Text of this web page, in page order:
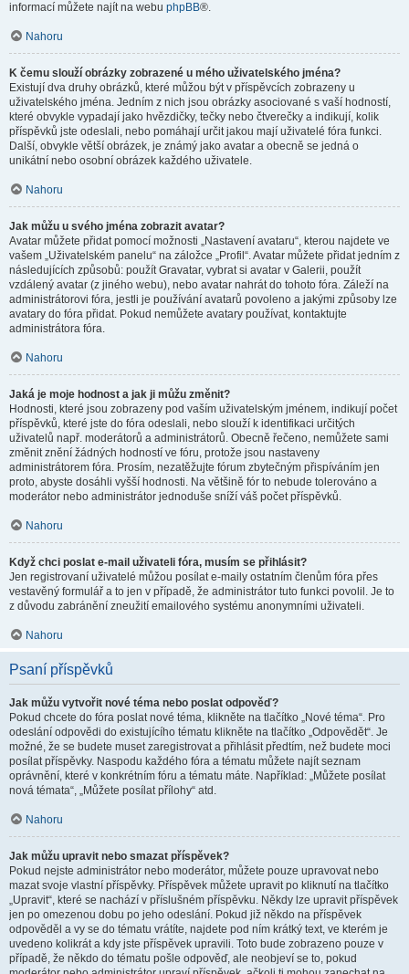
informací můžete najít na webu phpBB®.
Nahoru
K čemu slouží obrázky zobrazené u mého uživatelského jména?
Existují dva druhy obrázků, které můžou být v příspěvcích zobrazeny u
uživatelského jména. Jedním z nich jsou obrázky asociované s vaší hodností,
které obvykle vypadají jako hvězdičky, tečky nebo čtverečky a indikují, kolik
příspěvků jste odeslali, nebo pomáhají určit jakou mají uživatelé fóra funkci.
Další, obvykle větší obrázek, je známý jako avatar a obecně se jedná o
unikátní nebo osobní obrázek každého uživatele.
Nahoru
Jak můžu u svého jména zobrazit avatar?
Avatar můžete přidat pomocí možnosti „Nastavení avataru“, kterou najdete ve
vašem „Uživatelském panelu“ na záložce „Profil“. Avatar můžete přidat jedním z
následujících způsobů: použít Gravatar, vybrat si avatar v Galerii, použít
vzdálený avatar (z jiného webu), nebo avatar nahrát do tohoto fóra. Záleží na
administrátorovi fóra, jestli je používání avatarů povoleno a jakými způsoby lze
avatary do fóra přidat. Pokud nemůžete avatary používat, kontaktujte
administrátora fóra.
Nahoru
Jaká je moje hodnost a jak ji můžu změnit?
Hodnosti, které jsou zobrazeny pod vaším uživatelským jménem, indikují počet
příspěvků, které jste do fóra odeslali, nebo slouží k identifikaci určitých
uživatelů např. moderátorů a administrátorů. Obecně řečeno, nemůžete sami
změnit znění žádných hodností ve fóru, protože jsou nastaveny
administrátorem fóra. Prosím, nezatěžujte fórum zbytečným přispíváním jen
proto, abyste dosáhli vyšší hodnosti. Na většině fór to nebude tolerováno a
moderátor nebo administrátor jednoduše sníží váš počet příspěvků.
Nahoru
Když chci poslat e-mail uživateli fóra, musím se přihlásit?
Jen registrovaní uživatelé můžou posílat e-maily ostatním členům fóra přes
vestavěný formulář a to jen v případě, že administrátor tuto funkci povolil. Je to
z důvodu zabránění zneužití emailového systému anonymními uživateli.
Nahoru
Psaní příspěvků
Jak můžu vytvořit nové téma nebo poslat odpověď?
Pokud chcete do fóra poslat nové téma, klikněte na tlačítko „Nové téma“. Pro
odeslání odpovědi do existujícího tématu klikněte na tlačítko „Odpovědět“. Je
možné, že se budete muset zaregistrovat a přihlásit předtím, než budete moci
posílat příspěvky. Naspodu každého fóra a tématu můžete najít seznam
oprávnění, které v konkrétním fóru a tématu máte. Například: „Můžete posílat
nová témata“, „Můžete posílat přílohy“ atd.
Nahoru
Jak můžu upravit nebo smazat příspěvek?
Pokud nejste administrátor nebo moderátor, můžete pouze upravovat nebo
mazat svoje vlastní příspěvky. Příspěvek můžete upravit po kliknutí na tlačítko
„Upravit“, které se nachází v příslušném příspěvku. Někdy lze upravit příspěvek
jen po omezenou dobu po jeho odeslání. Pokud již někdo na příspěvek
odpověděl a vy se do tématu vrátíte, najdete pod ním krátký text, ve kterém je
uvedeno kolikrát a kdy jste příspěvek upravili. Toto bude zobrazeno pouze v
případě, že někdo do tématu pošle odpověď, ale neobjeví se to, pokud